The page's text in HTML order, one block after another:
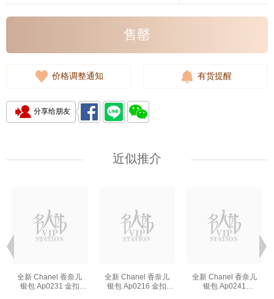
售罄
价格调整通知 有货提醒
分享给朋友
近似推介
全新 Chanel 香奈儿
银包 Ap0231 金扣
全新 Chanel 香奈儿
银包 Ap0216 金扣
全新 Chanel 香奈儿
银包 Ap0241